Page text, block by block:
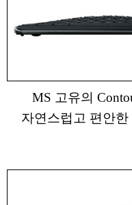
MS 고유의
자연스럽고 편안